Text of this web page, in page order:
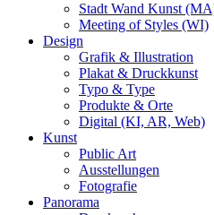
Stadt Wand Kunst
Meeting of Styles (WI)
Design
Grafik & Illustration
Plakat & Druckkunst
Typo & Type
Produkte & Orte
Digital (KI, AR, Web)
Kunst
Public Art
Ausstellungen
Fotografie
Panorama